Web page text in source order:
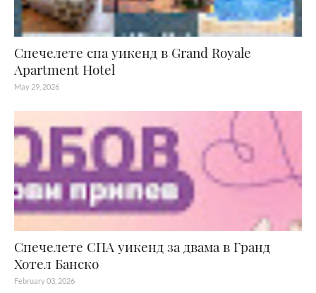
Спечелете спа уикенд в Grand Royale
Apartment Hotel
May 29, 2026
Спечелете СПА уикенд за двама в Гранд
Хотел Банско
February 03, 2026